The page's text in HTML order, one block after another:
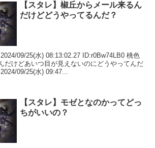
【スタレ】椒丘からメール来るん
だけどどうやってるんだ？
09/25(水) 08:13:02.27 ID:r0Bw74LB0 桃色
だけどあいつ目が見えないのにどうやってんだ
09/25(水) 09:47...
【スタレ】モゼとなのかってどっ
ちがいいの？